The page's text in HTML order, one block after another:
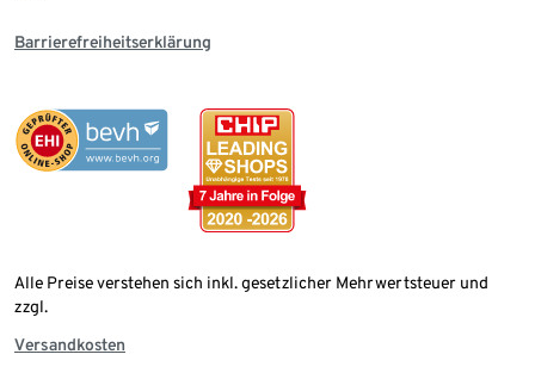
Barrierefreiheitserklärung
Alle Preise verstehen sich inkl. gesetzlicher Mehrwertsteuer und
zzgl.
Versandkosten